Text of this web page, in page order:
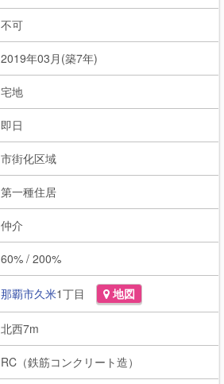
不可
2019年03月(築7年)
宅地
即日
市街化区域
第一種住居
仲介
60% / 200%
那覇市久米1丁目 地図
北西7m
RC（鉄筋コンクリート造）